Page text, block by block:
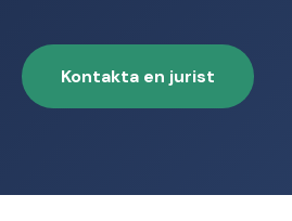
Kontakta en jurist